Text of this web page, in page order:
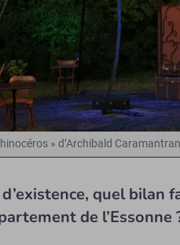
» d’Archibald
quel bilan
de l’Essonne